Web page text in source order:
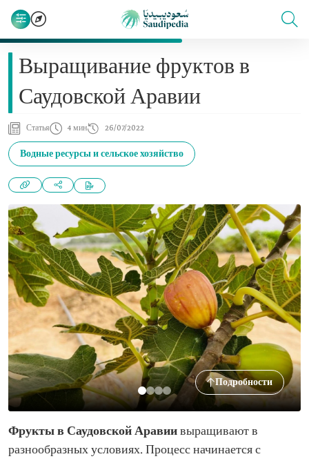
Выращивание фруктов в
Саудовской Аравии
Статья 4 мин 26/07/2022
Водные ресурсы и сельское хозяйство
Подробности
Фрукты в Саудовской Аравиивыращивают в
разнообразных условиях. Процесс начинается с